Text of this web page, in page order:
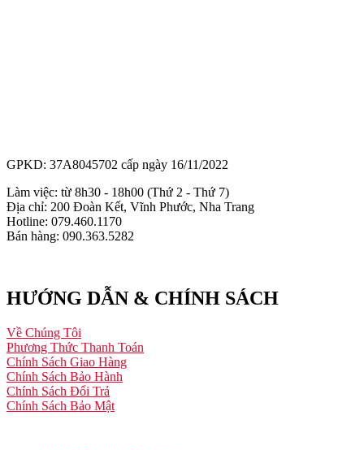
GPKD: 37A8045702 cấp ngày 16/11/2022
Làm việc: từ 8h30 - 18h00 (Thứ 2 - Thứ 7)
Địa chỉ: 200 Đoàn Kết, Vĩnh Phước, Nha Trang
Hotline: 079.460.1170
Bán hàng: 090.363.5282
HƯỚNG DẪN & CHÍNH SÁCH
Về Chúng Tôi
Phương Thức Thanh Toán
Chính Sách Giao Hàng
Chính Sách Bảo Hành
Chính Sách Đổi Trả
Chính Sách Bảo Mật